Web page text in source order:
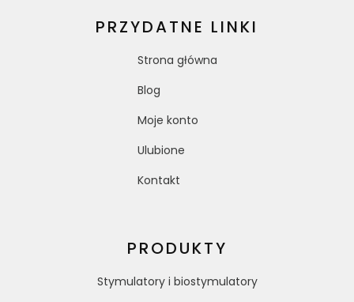
PRZYDATNE LINKI
Strona główna
Blog
Moje konto
Ulubione
Kontakt
PRODUKTY
Stymulatory i biostymulatory